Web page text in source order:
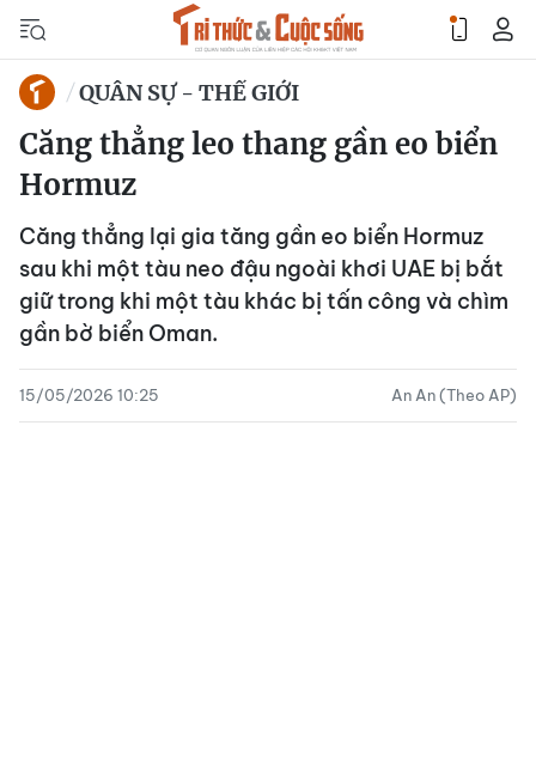
QUÂN SỰ - THẾ GIỚI
Căng thẳng leo thang gần eo biển
Hormuz
Căng thẳng lại gia tăng gần eo biển Hormuz
sau khi một tàu neo đậu ngoài khơi UAE bị bắt
giữ trong khi một tàu khác bị tấn công và chìm
gần bờ biển Oman.
15/05/2026 10:25 An An (Theo AP)